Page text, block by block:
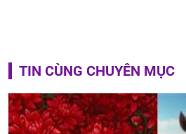
TIN CÙNG CHUYÊN MỤC